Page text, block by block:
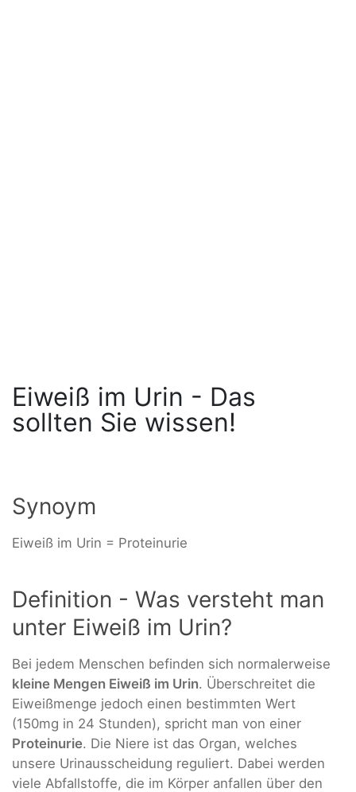
Eiweiß im Urin - Das
sollten Sie wissen!
Synoym
Eiweiß im Urin = Proteinurie
Definition - Was versteht man
unter Eiweiß im Urin?
Bei jedem Menschen befinden sich normalerweise
kleine Mengen Eiweiß im Urin. Überschreitet die
Eiweißmenge jedoch einen bestimmten Wert
(150mg in 24 Stunden), spricht man von einer
Proteinurie. Die Niere ist das Organ, welches
unsere Urinausscheidung reguliert. Dabei werden
viele Abfallstoffe, die im Körper anfallen über den